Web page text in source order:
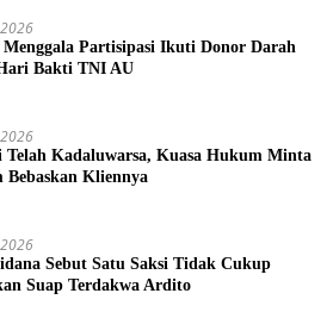
Partisipasi Ikuti Donor Darah
Bakti TNI AU
Telah Kadaluwarsa, Kuasa Hukum Minta
Bebaskan Kliennya
Sebut Satu Saksi Tidak Cukup
Suap Terdakwa Ardito